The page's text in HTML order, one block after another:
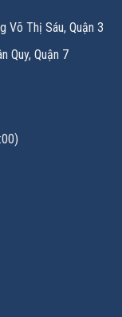
Thị Sáu, Quận 3
Quy, Quận 7